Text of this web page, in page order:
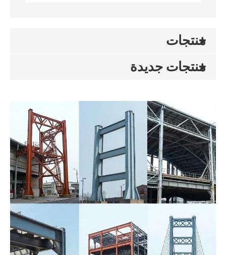
منتجات
منتجات جديدة